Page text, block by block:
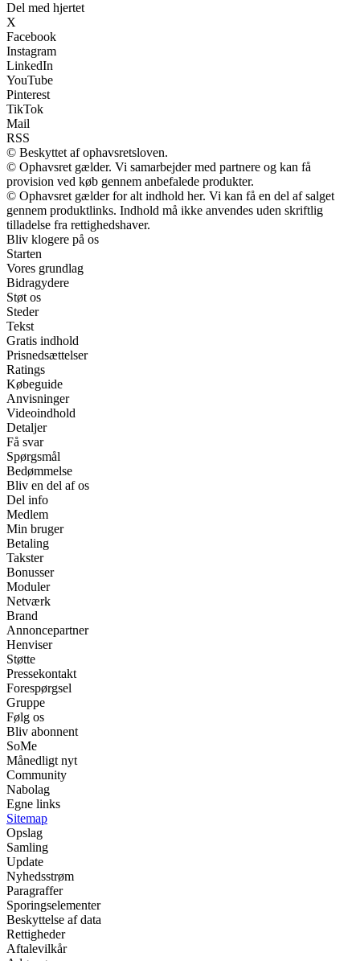
Del med hjertet
X
Facebook
Instagram
LinkedIn
YouTube
Pinterest
TikTok
Mail
RSS
© Beskyttet af ophavsretsloven.
© Ophavsret gælder. Vi samarbejder med partnere og kan få
provision ved køb gennem anbefalede produkter.
© Ophavsret gælder for alt indhold her. Vi kan få en del af salget
gennem produktlinks. Indhold må ikke anvendes uden skriftlig
tilladelse fra rettighedshaver.
Bliv klogere på os
Starten
Vores grundlag
Bidragydere
Støt os
Steder
Tekst
Gratis indhold
Prisnedsættelser
Ratings
Købeguide
Anvisninger
Videoindhold
Detaljer
Få svar
Spørgsmål
Bedømmelse
Bliv en del af os
Del info
Medlem
Min bruger
Betaling
Takster
Bonusser
Moduler
Netværk
Brand
Annoncepartner
Henviser
Støtte
Pressekontakt
Forespørgsel
Gruppe
Følg os
Bliv abonnent
SoMe
Månedligt nyt
Community
Nabolag
Egne links
Sitemap
Opslag
Samling
Update
Nyhedsstrøm
Paragraffer
Sporingselementer
Beskyttelse af data
Rettigheder
Aftalevilkår